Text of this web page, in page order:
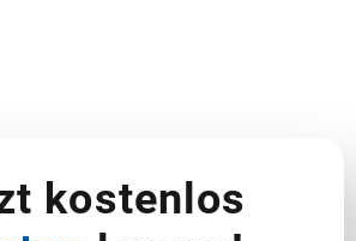
kostenlos